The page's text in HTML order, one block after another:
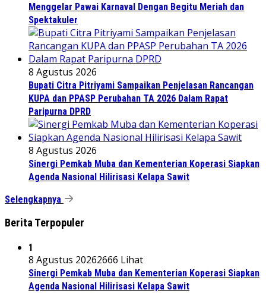
Menggelar Pawai Karnaval Dengan Begitu Meriah dan
Spektakuler
8 Agustus 2026
Bupati Citra Pitriyami Sampaikan Penjelasan Rancangan
KUPA dan PPASP Perubahan TA 2026 Dalam Rapat
Paripurna DPRD
8 Agustus 2026
Sinergi Pemkab Muba dan Kementerian Koperasi Siapkan
Agenda Nasional Hilirisasi Kelapa Sawit
Selengkapnya
Berita Terpopuler
1
8 Agustus 20262666 Lihat
Sinergi Pemkab Muba dan Kementerian Koperasi Siapkan
Agenda Nasional Hilirisasi Kelapa Sawit